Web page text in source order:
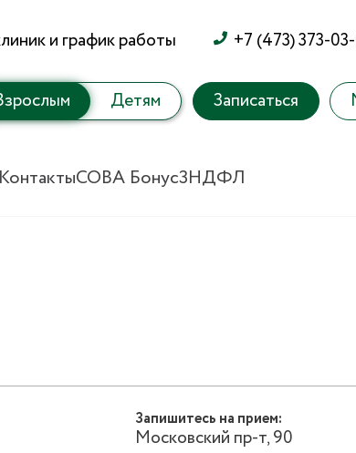
и график работы +7 (473) 373-
Детям Записаться
КонтактыСОВА Бонус3НДФЛ
Запишитесь на прием:
Московский пр-т, 90